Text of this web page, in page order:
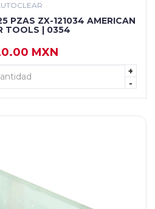
PZAS ZX-121034 AMERICAN
TOOLS | 0354
MXN
+
-